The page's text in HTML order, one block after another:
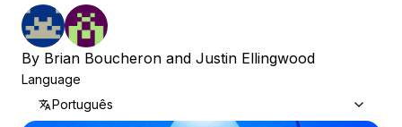
By Brian Boucheron and Justin Ellingwood
Language
Português